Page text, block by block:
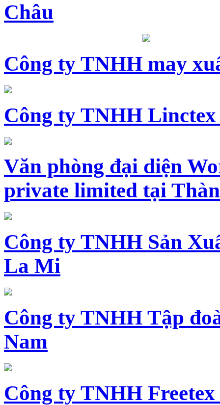
Châu
Công ty TNHH may
Công ty TNHH Linctex
Văn phòng đại diện
private limited tại
Công ty TNHH Sản
La Mi
Công ty TNHH Tập
Nam
Công ty TNHH